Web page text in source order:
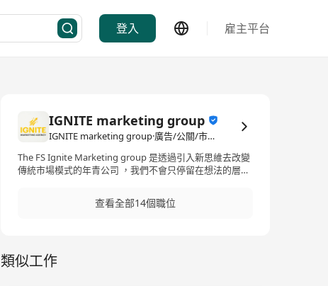
登入 雇主平台
IGNITE marketing group
IGNITE marketing group·廣告/公關/市場營銷
The FS Ignite Marketing group 是透過引入新思維去改變
傳統市場模式的年青公司 ，我們不會只停留在想法的層
會，如果不是等待機會，而是喜歡爭取機會的性格，歡迎
加入了解我們更多！查看全部14個職位
類似工作